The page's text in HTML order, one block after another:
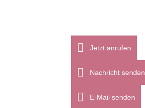
Jetzt anrufen
Nachricht senden
E-Mail senden